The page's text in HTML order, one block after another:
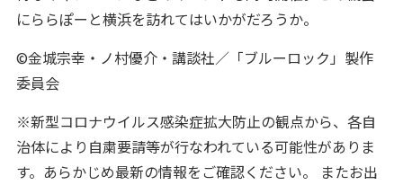
にららぽーと横浜を訪れてはいかがだろうか。
©金城宗幸・ノ村優介・講談社／「ブルーロック」製作
委員会
※新型コロナウイルス感染症拡大防止の観点から、各自
治体により自粛要請等が行なわれている可能性がありま
す。あらかじめ最新の情報をご確認ください。 またお出